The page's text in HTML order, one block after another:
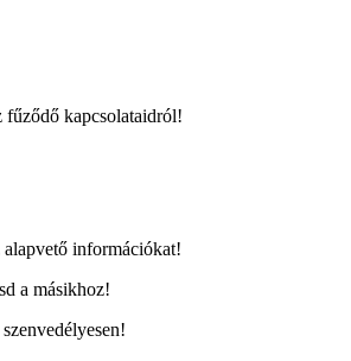
fűződő kapcsolataidról!
információkat!
a másikhoz!